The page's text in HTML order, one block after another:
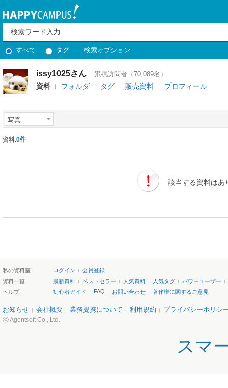
すべて タグ 検索オプション
issy1025さん 累積訪問者（70,089名）
資料 フォルダ タグ 販売資料 プロフィール
写真
資料:0件
該当する資料はあ
私の資料室 ログイン
会員登録
資料一覧
最新資料 ベストセラー 人気資料 人気タグ
パワーユーザー
ヘルプ
初心者ガイド FAQ お問い合わせ 著作権に関するご意見
お知らせ 会社概要 業務提携について 利用規約 プライバシーポリシ
ⓒ Agentsoft Co., Ltd.
スマ